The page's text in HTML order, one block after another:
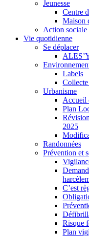
Jeunesse
Centre
Maison
Action sociale
Vie quotidienne
Se déplacer
Labels
Collecte
Urbanisme
Accueil
Plan
2025
Randonnées
Prévention et
C’est
Risque
Plan